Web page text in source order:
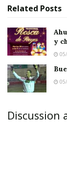
Related Posts
y
Discussion